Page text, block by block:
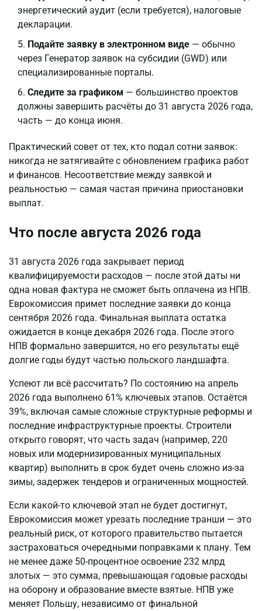
энергетический аудит (если требуется), налоговые
декларации.
Подайте заявку в электронном виде — обычно
через Генератор заявок на субсидии (GWD) или
специализированные порталы.
Следите за графиком — большинство проектов
должны завершить расчёты до 31 августа 2026 года,
часть — до конца июня.
Практический совет от тех, кто подал сотни заявок:
никогда не затягивайте с обновлением графика работ
и финансов. Несоответствие между заявкой и
реальностью — самая частая причина приостановки
выплат.
Что после августа 2026 года
31 августа 2026 года закрывает период
квалифицируемости расходов — после этой даты ни
одна новая фактура не сможет быть оплачена из НПВ.
Еврокомиссия примет последние заявки до конца
сентября 2026 года. Финальная выплата остатка
ожидается в конце декабря 2026 года. После этого
НПВ формально завершится, но его результаты ещё
долгие годы будут частью польского ландшафта.
Успеют ли всё рассчитать? По состоянию на апрель
2026 года выполнено 61% ключевых этапов. Остаётся
39%, включая самые сложные структурные реформы и
последние инфраструктурные проекты. Строители
открыто говорят, что часть задач (например, 220
новых или модернизированных муниципальных
квартир) выполнить в срок будет очень сложно из-за
зимы, задержек тендеров и ограниченных мощностей.
Если какой-то ключевой этап не будет достигнут,
Еврокомиссия может урезать последние транши — это
реальный риск, от которого правительство пытается
застраховаться очередными поправками к плану. Тем
не менее даже 50-процентное освоение 232 млрд
злотых — это сумма, превышающая годовые расходы
на оборону и образование вместе взятые. НПВ уже
меняет Польшу, независимо от финальной